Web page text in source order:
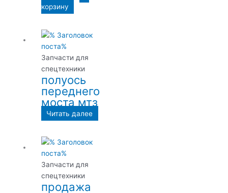
корзину
Запчасти для
спецтехники
полуось
переднего
моста мтз
Читать далее
Запчасти для
спецтехники
продажа